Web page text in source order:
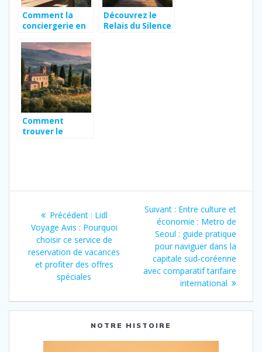
Comment la
conciergerie en
gestion de votre
résidence
secondaire
Découvrez le
Relais du Silence
Comment
trouver le
de
l’article
Précédent : Article
précédent
:
Lidl
Voyage Avis : Pourquoi
choisir ce service de
reservation de vacances
et profiter des offres
spéciales
Suivant : Article
suivant
:
Entre culture et
économie : Metro de
Seoul : guide pratique
pour naviguer dans la
capitale sud-coréenne
avec comparatif tarifaire
international
NOTRE HISTOIRE